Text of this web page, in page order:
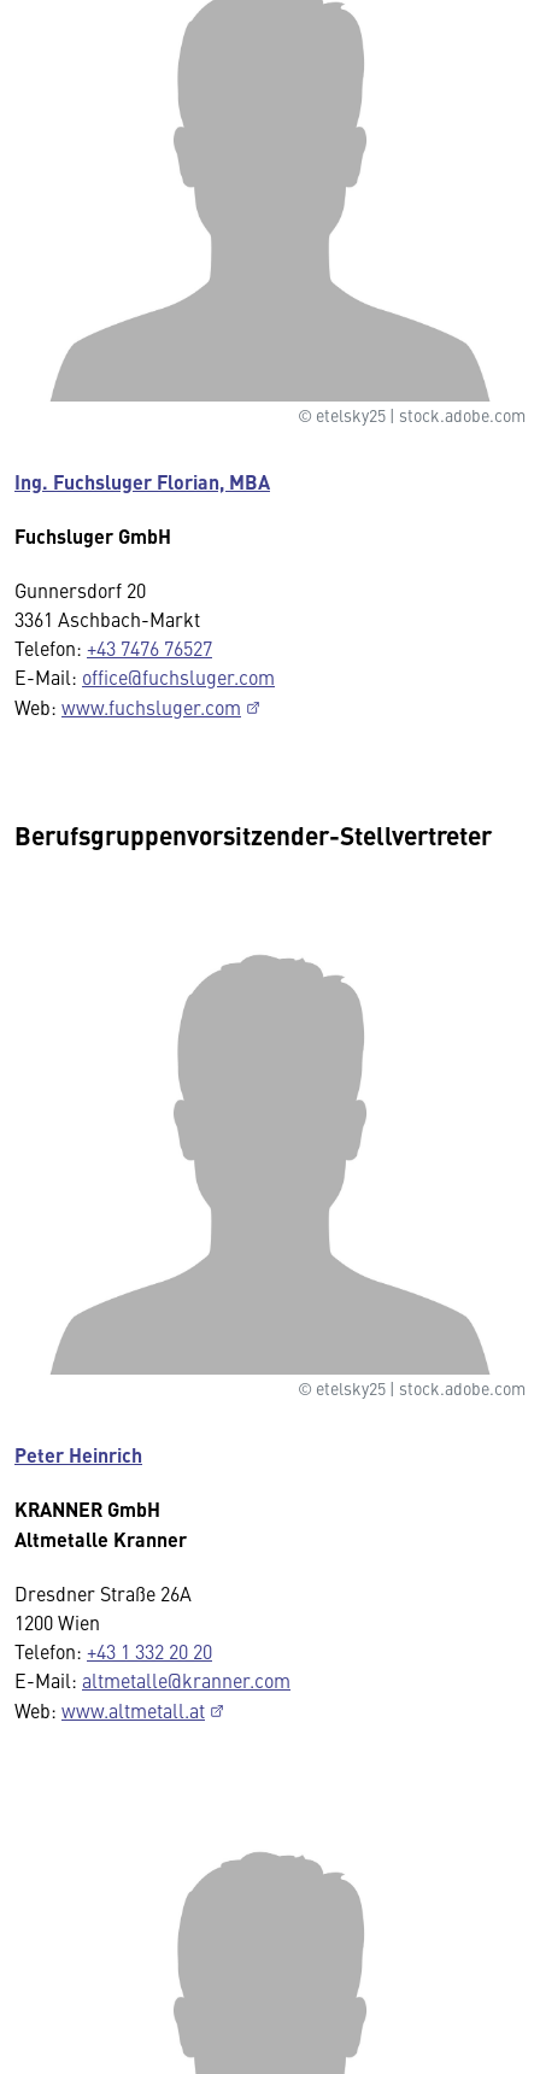
© etelsky25 | stock.adobe.com
Ing. Fuchsluger Florian, MBA
Fuchsluger GmbH
Gunnersdorf 20
3361 Aschbach-Markt
Telefon: +43 7476 76527
E-Mail: office@fuchsluger.com
Web: www.fuchsluger.com
Berufsgruppenvorsitzender-Stellvertreter
© etelsky25 | stock.adobe.com
Peter Heinrich
KRANNER GmbH
Altmetalle Kranner
Dresdner Straße 26A
1200 Wien
Telefon: +43 1 332 20 20
E-Mail: altmetalle@kranner.com
Web: www.altmetall.at